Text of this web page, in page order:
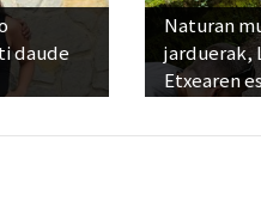
daude
Naturan
jarduerak,
Etxearen